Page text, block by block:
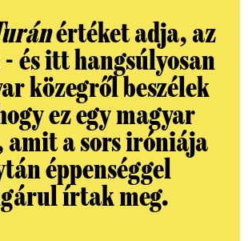
értéket adja, az
és itt hangsúlyosan
közegről beszélek
ez egy magyar
amit a sors iróniája
éppenséggel
írtak meg.